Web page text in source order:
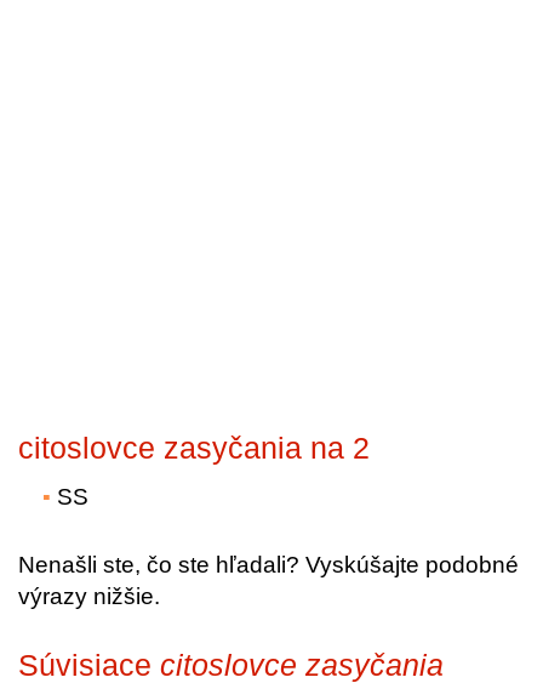
citoslovce zasyčania na 2
SS
Nenašli ste, čo ste hľadali? Vyskúšajte podobné
výrazy nižšie.
Súvisiace citoslovce zasyčania